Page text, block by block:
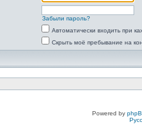
Забыли пароль?
Автоматически входить при
Скрыть моё пребывание на
Powered by